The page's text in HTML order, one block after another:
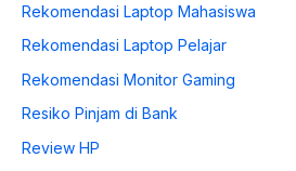
Rekomendasi Laptop Mahasiswa
Rekomendasi Laptop Pelajar
Rekomendasi Monitor Gaming
Resiko Pinjam di Bank
Review HP